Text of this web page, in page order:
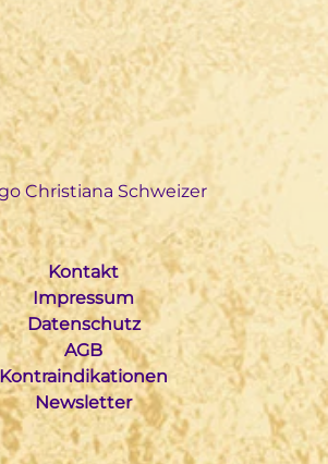
Kontakt
Impressum
Datenschutz
AGB
Kontraindikationen
Newsletter